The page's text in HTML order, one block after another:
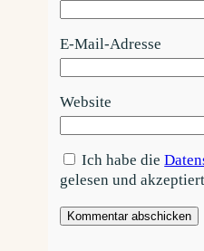
E-Mail-Adresse
Website
Ich habe die
gelesen und